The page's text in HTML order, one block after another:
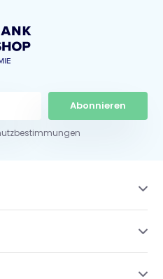
Abonnieren